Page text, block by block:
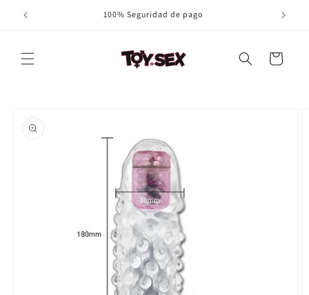
directamente
100% Seguridad de pago
Carrito
a la
información